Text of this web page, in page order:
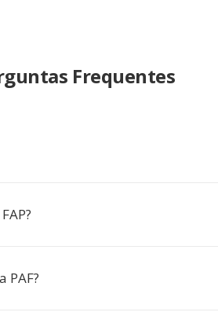
Frequentes
PAF?